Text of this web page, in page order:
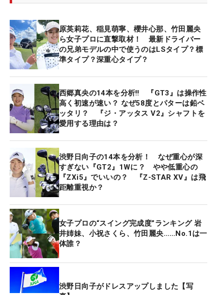
原英莉花、稲見萌寧、櫻井心那、竹田麗央
ら女子プロに直撃取材！ 最新ドライバー
の兄弟モデルの中で使うのはLSタイプ？標
準タイプ？深重心タイプ？
西郷真央の14本を分析‼ 『GT3』は操作性
高く初速が速い？ なぜ58度とパターは鉛ベ
ッタリ？ 『ジ・アッタス V2』シャフトを
愛用する理由は？
渋野日向子の14本を分析！ なぜ重心が深
すぎない『GT2』1Wに？ やや低重心の
『ZXi5』でいいの？ 『Z-STAR XV』は飛
距離重視か？
女子プロの“スイング完成度”ランキング 岩
井姉妹、小祝さくら、竹田麗央……No.1は一
体誰？
渋野日向子がドレスアップしました【写